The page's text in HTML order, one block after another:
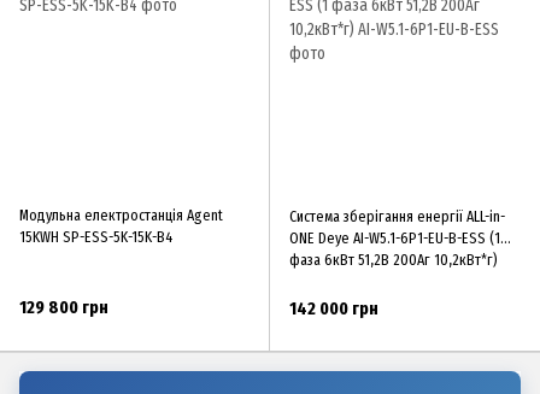
Модульна електростанція Agent
15KWH SP-ESS-5K-15K-B4
129 800 грн
Система зберігання енергії ALL-in-
ONE Deye AI-W5.1-6P1-EU-B-ESS (1
фаза 6кВт 51,2В 200Аг 10,2кВт*г)
142 000 грн